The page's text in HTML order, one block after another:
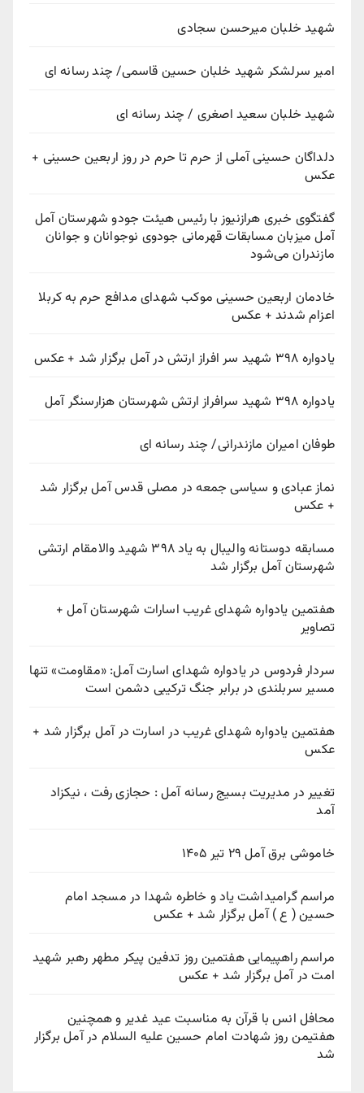
شهید خلبان میرحسن سجادی
امیر سرلشکر شهید خلبان حسین قاسمی/ چند رسانه ای
شهید خلبان سعید اصغری / چند رسانه ای
دلداگان حسینی آملی از حرم تا حرم در روز اربعین حسینی +
عکس
گفتگوی خبری هرازنیوز با رئیس هیئت جودو شهرستان آمل
آمل میزبان مسابقات قهرمانی جودوی نوجوانان و جوانان
مازندران می‌شود
خادمان اربعین حسینی موکب شهدای مدافع حرم به کربلا
اعزام شدند + عکس
یادواره ۳۹۸ شهید سر افراز ارتش در آمل برگزار شد + عکس
یادواره ۳۹۸ شهید سرافراز ارتش شهرستان هزارسنگر آمل
طوفان امیران مازندرانی/ چند رسانه ای
نماز عبادی و سیاسی جمعه در مصلی قدس آمل برگزار شد
+ عکس
مسابقه دوستانه والیبال به یاد ۳۹۸ شهید والامقام ارتشی
شهرستان آمل برگزار شد
هفتمین یادواره شهدای غریب اسارات شهرستان آمل +
تصاویر
سردار فردوس در یادواره شهدای اسارت آمل: «مقاومت» تنها
مسیر سربلندی در برابر جنگ ترکیبی دشمن است
هفتمین یادواره شهدای غریب در اسارت در آمل برگزار شد +
عکس
تغییر در مدیریت بسیج رسانه آمل : حجازی رفت ، نیکزاد
آمد
خاموشی برق آمل ۲۹ تیر ۱۴۰۵
مراسم گرامیداشت یاد و خاطره شهدا در مسجد امام
حسین ( ع ) آمل برگزار شد + عکس
مراسم راهپیمایی هفتمین روز تدفین پیکر مطهر رهبر شهید
امت در آمل برگزار شد + عکس
محافل انس با قرآن به مناسبت عید غدیر و همچنین
هفتیمن روز شهادت امام حسین علیه السلام در آمل برگزار
شد